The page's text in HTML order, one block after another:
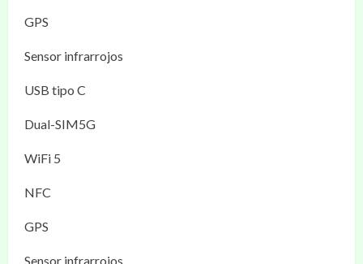
GPS
Sensor infrarrojos
USB tipo C
Dual-SIM5G
WiFi 5
NFC
GPS
Sensor infrarrojos